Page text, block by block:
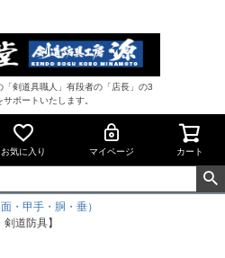
剣道具職人」有段者の「店長」の3
ポートいたします。
お気に入り マイページ カート
・甲手・胴・垂）
道防具】